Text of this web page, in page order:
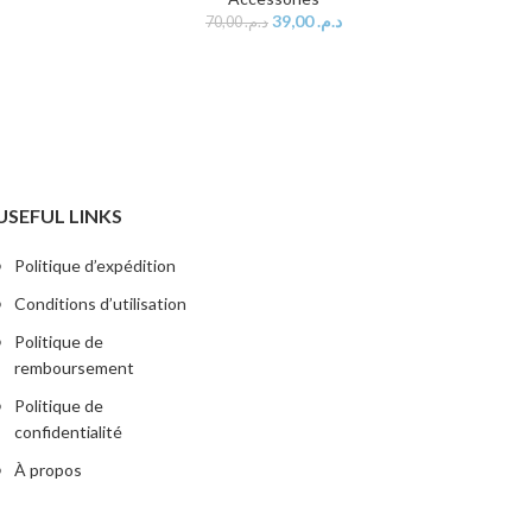
د.م.70,00 د.م.39,00
LINKS
Politique d’expédition
Conditions d’utilisation
Politique de
remboursement
Politique de
confidentialité
À propos